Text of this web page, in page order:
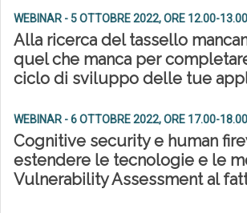
WEBINAR - 5 OTTOBRE 2022, ORE 12.00-13.00
Alla ricerca del tassello
quel che manca per
ciclo di sviluppo delle tue
WEBINAR - 6 OTTOBRE 2022, ORE 17.00-18.00
Cognitive security e human
estendere le tecnologie e le
Vulnerability Assessment al